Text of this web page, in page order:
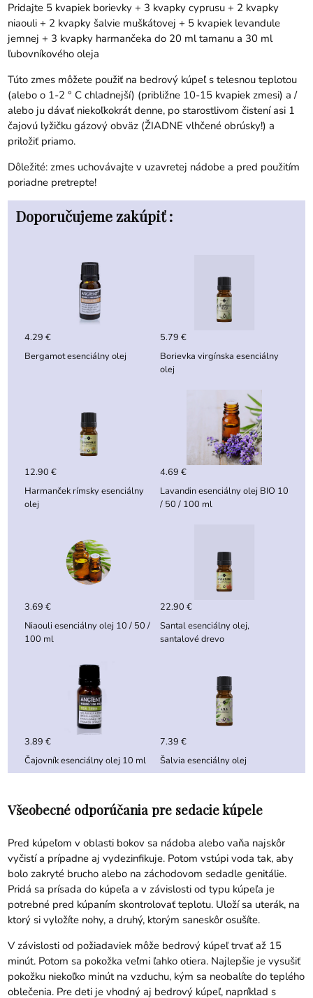
Pridajte 5 kvapiek borievky + 3 kvapky cyprusu + 2 kvapky
niaouli + 2 kvapky šalvie muškátovej + 5 kvapiek levandule
jemnej + 3 kvapky harmančeka do 20 ml tamanu a 30 ml
ľubovníkového oleja
Túto zmes môžete použiť na bedrový kúpeľ s telesnou teplotou
(alebo o 1-2 ° C chladnejší) (približne 10-15 kvapiek zmesi) a /
alebo ju dávať niekoľkokrát denne, po starostlivom čistení asi 1
čajovú lyžičku gázový obväz (ŽIADNE vlhčené obrúsky!) a
priložiť priamo.
Dôležité: zmes uchovávajte v uzavretej nádobe a pred použitím
poriadne pretrepte!
Doporučujeme zakúpiť :
4.29 €
Bergamot esenciálny olej
5.79 €
Borievka virgínska esenciálny
olej
12.90 €
Harmanček rímsky esenciálny
olej
4.69 €
Lavandin esenciálny olej BIO 10
/ 50 / 100 ml
3.69 €
Niaouli esenciálny olej 10 / 50 /
100 ml
22.90 €
Santal esenciálny olej,
santalové drevo
3.89 €
Čajovník esenciálny olej 10 ml
7.39 €
Šalvia esenciálny olej
Všeobecné odporúčania pre sedacie kúpele
Pred kúpeľom v oblasti bokov sa nádoba alebo vaňa najskôr
vyčistí a prípadne aj vydezinfikuje. Potom vstúpi voda tak, aby
bolo zakryté brucho alebo na záchodovom sedadle genitálie.
Pridá sa prísada do kúpeľa a v závislosti od typu kúpeľa je
potrebné pred kúpaním skontrolovať teplotu. Uloží sa uterák, na
ktorý si vyložíte nohy, a druhý, ktorým saneskôr osušíte.
V závislosti od požiadaviek môže bedrový kúpeľ trvať až 15
minút. Potom sa pokožka veľmi ľahko otiera. Najlepšie je vysušiť
pokožku niekoľko minút na vzduchu, kým sa neobalíte do teplého
oblečenia. Pre deti je vhodný aj bedrový kúpeľ, napríklad s